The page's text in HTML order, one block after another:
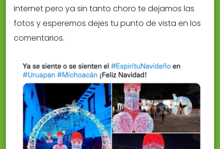
internet pero ya sin tanto choro te dejamos las
fotos y esperemos dejes tu punto de vista en los
comentarios.